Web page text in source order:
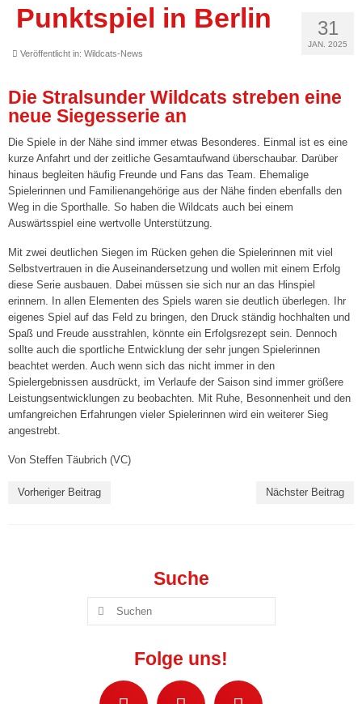
Live und kostenlos auf YouTube bei DYN
Fanshop
Unsere Sponsoren
Unserer Förderer
CLUB365
Sponsor/Förderer werden
2. Damen („Landesklasse“)
3. Damen („Landesklasse“)
4. Damen („Landesklasse“)
1. Herren („Stralsunder Volley Vikings“) »
Spielplan
Ergebnisse
Herren II („VC-Männer“)
Mixed I („Die Hallenstauballergiker“)
Mixed II („Die Hugos“)
Mixed III („VC-Lok“)
31
JAN. 2025
Punktspiel in Berlin
Veröffentlicht in: Wildcats-News
Die Stralsunder Wildcats streben eine
neue Siegesserie an
Die Spiele in der Nähe sind immer etwas Besonderes. Einmal ist es eine
kurze Anfahrt und der zeitliche Gesamtaufwand überschaubar. Darüber
hinaus begleiten häufig Freunde und Fans das Team. Ehemalige
Spielerinnen und Familienangehörige aus der Nähe finden ebenfalls den
Weg in die Sporthalle. So haben die Wildcats auch bei einem
Auswärtsspiel eine wertvolle Unterstützung.
Mit zwei deutlichen Siegen im Rücken gehen die Spielerinnen mit viel
Selbstvertrauen in die Auseinandersetzung und wollen mit einem Erfolg
diese Serie ausbauen. Dabei müssen sie sich nur an das Hinspiel
erinnern. In allen Elementen des Spiels waren sie deutlich überlegen. Ihr
eigenes Spiel auf das Feld zu bringen, den Druck ständig hochhalten und
Spaß und Freude ausstrahlen, könnte ein Erfolgsrezept sein. Dennoch
sollte auch die sportliche Entwicklung der sehr jungen Spielerinnen
beachtet werden. Auch wenn sich das nicht immer in den
Spielergebnissen ausdrückt, im Verlaufe der Saison sind immer größere
Leistungsentwicklungen zu beobachten. Mit Ruhe, Besonnenheit und den
umfangreichen Erfahrungen vieler Spielerinnen wird ein weiterer Sieg
angestrebt.
Von Steffen Täubrich (VC)
Vorheriger Beitrag Nächster Beitrag
Suche
Folge uns!